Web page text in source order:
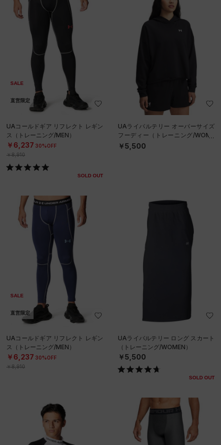
SALE
直営限定
UAコールドギア リフレクト レギン
ス（トレーニング/MEN）
￥6,237 30%OFF
￥8,910
SOLD OUT
UAライバルテリー オーバーサイズ
フーディー（トレーニング/WOME
N）
￥5,500
SALE
直営限定
UAコールドギア リフレクト レギン
ス（トレーニング/MEN）
￥6,237 30%OFF
￥8,910
UAライバルテリー ロング スカート
（トレーニング/WOMEN）
￥5,500
SOLD OUT